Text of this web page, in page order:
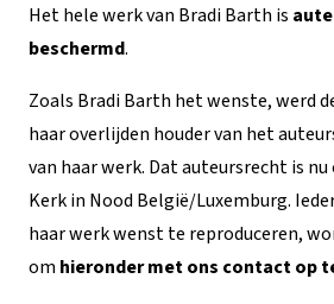
Het hele werk van Bradi Barth is
beschermd.
Zoals Bradi Barth het wenste, werd
haar overlijden houder van het
van haar werk. Dat auteursrecht is
Kerk in Nood België/Luxemburg.
haar werk wenst te reproduceren,
om hieronder met ons contact op